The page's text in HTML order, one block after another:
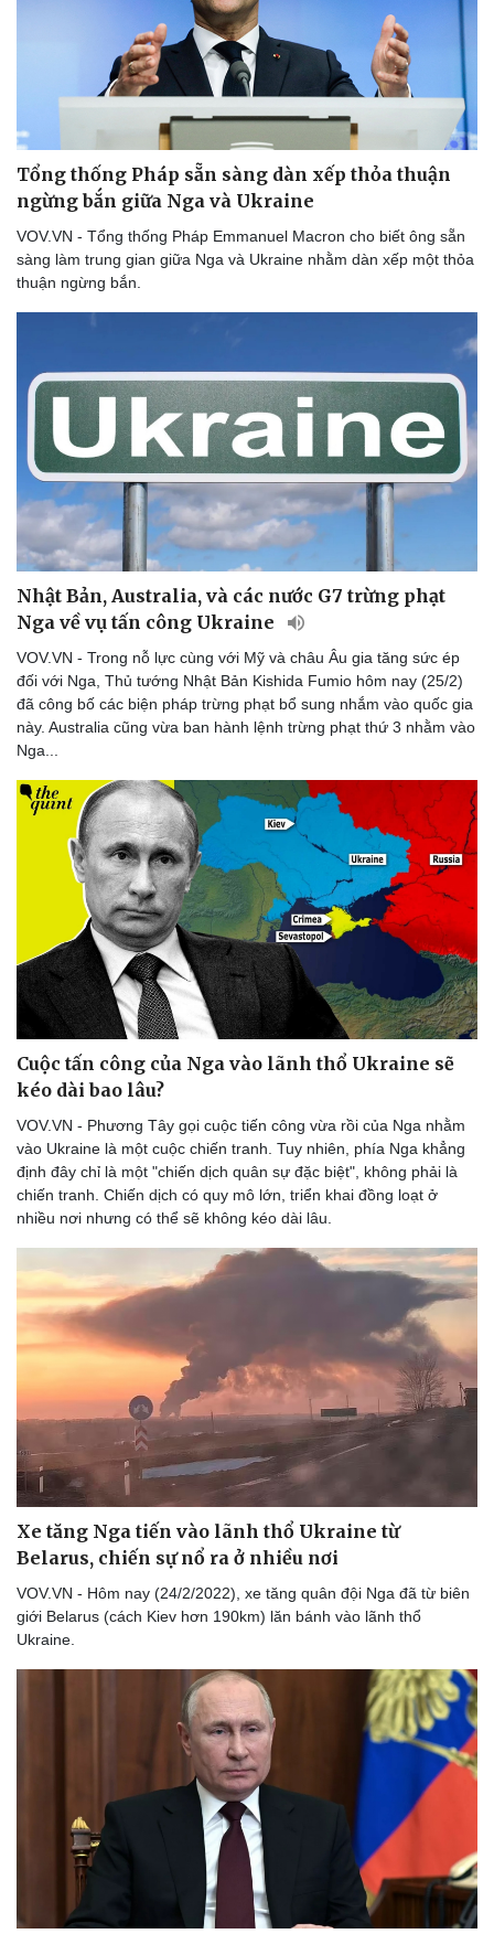
Thể thao
Bóng đá
Lịch thi đấu bóng đá
Thế giới thể thao
eSports
Hậu trường
Ô tô - Xe máy
Ô tô
Xe máy
Tư vấn
Tổng thống Pháp sẵn sàng dàn xếp thỏa thuận
ngừng bắn giữa Nga và Ukraine
VOV.VN - Tổng thống Pháp Emmanuel Macron cho biết ông sẵn
sàng làm trung gian giữa Nga và Ukraine nhằm dàn xếp một thỏa
thuận ngừng bắn.
Nhật Bản, Australia, và các nước G7 trừng phạt
Nga về vụ tấn công Ukraine
VOV.VN - Trong nỗ lực cùng với Mỹ và châu Âu gia tăng sức ép
đối với Nga, Thủ tướng Nhật Bản Kishida Fumio hôm nay (25/2)
đã công bố các biện pháp trừng phạt bổ sung nhắm vào quốc gia
này. Australia cũng vừa ban hành lệnh trừng phạt thứ 3 nhằm vào
Nga...
Cuộc tấn công của Nga vào lãnh thổ Ukraine sẽ
kéo dài bao lâu?
VOV.VN - Phương Tây gọi cuộc tiến công vừa rồi của Nga nhằm
vào Ukraine là một cuộc chiến tranh. Tuy nhiên, phía Nga khẳng
định đây chỉ là một "chiến dịch quân sự đặc biệt", không phải là
chiến tranh. Chiến dịch có quy mô lớn, triển khai đồng loạt ở
nhiều nơi nhưng có thể sẽ không kéo dài lâu.
Xe tăng Nga tiến vào lãnh thổ Ukraine từ
Belarus, chiến sự nổ ra ở nhiều nơi
VOV.VN - Hôm nay (24/2/2022), xe tăng quân đội Nga đã từ biên
giới Belarus (cách Kiev hơn 190km) lăn bánh vào lãnh thổ
Ukraine.